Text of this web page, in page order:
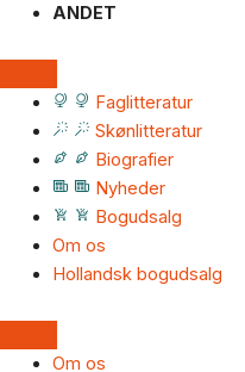
ANDET
Faglitteratur
Skønlitteratur
Biografier
Nyheder
Bogudsalg
Om os
Hollandsk bogudsalg
Om os